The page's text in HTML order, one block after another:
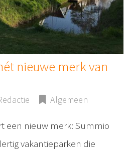
nieuwe merk van
Algemeen
een nieuw merk: Summio
vakantieparken die